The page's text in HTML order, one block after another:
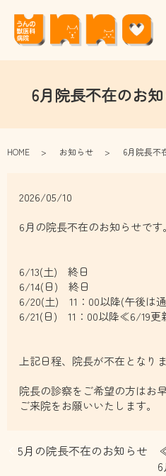
6月院長不在のお
HOME お知らせ 6月院長
2026/05/10
6月の院長不在のお知らせです。
6/13(土) 終日
6/14(日) 終日
6/20(土) 11：00以降(午後は
6/21(日) 11：00以降≪6/19
上記日程、院長が不在となりま
院長の診察をご希望の方はお
ご来院をお願いいたします。
5月の院長不在のお知らせ